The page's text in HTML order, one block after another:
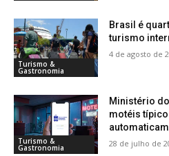
Turismo &
Gastronomia
Brasil é
turismo
4 de agosto de
Turismo &
Gastronomia
Ministério
motéis
28 de julho de